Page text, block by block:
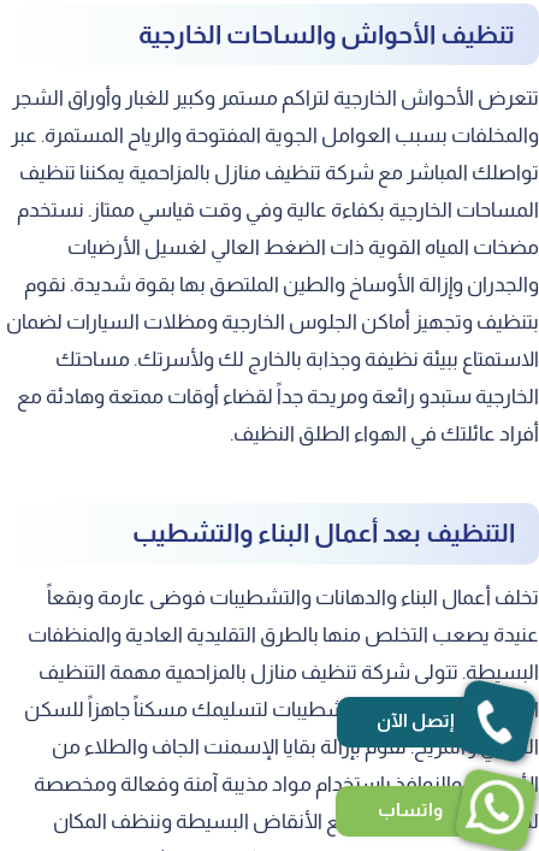
تنظيف الأحواش والساحات الخارجية
تتعرض الأحواش الخارجية لتراكم مستمر وكبير للغبار وأوراق الشجر
والمخلفات بسبب العوامل الجوية المفتوحة والرياح المستمرة. عبر
تواصلك المباشر مع شركة تنظيف منازل بالمزاحمية يمكننا تنظيف
المساحات الخارجية بكفاءة عالية وفي وقت قياسي ممتاز. نستخدم
مضخات المياه القوية ذات الضغط العالي لغسيل الأرضيات
والجدران وإزالة الأوساخ والطين الملتصق بها بقوة شديدة. نقوم
بتنظيف وتجهيز أماكن الجلوس الخارجية ومظلات السيارات لضمان
الاستمتاع ببيئة نظيفة وجذابة بالخارج لك ولأسرتك. مساحتك
الخارجية ستبدو رائعة ومريحة جداً لقضاء أوقات ممتعة وهادئة مع
أفراد عائلتك في الهواء الطلق النظيف.
التنظيف بعد أعمال البناء والتشطيب
تخلف أعمال البناء والدهانات والتشطيبات فوضى عارمة وبقعاً
عنيدة يصعب التخلص منها بالطرق التقليدية العادية والمنظفات
البسيطة. تتولى شركة تنظيف منازل بالمزاحمية مهمة التنظيف
العميق والشامل بعد التشطيبات لتسليمك مسكناً جاهزاً للسكن
الفوري والمريح. نقوم بإزالة بقايا الإسمنت الجاف والطلاء من
الأرضيات والنوافذ باستخدام مواد مذيبة آمنة وفعالة ومخصصة
لهذا الغرض الصعب. نرفع الأنقاض البسيطة وننظف المكان
إتصل الآن
واتساب